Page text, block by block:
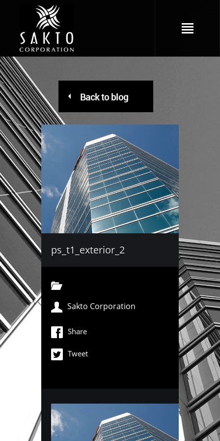
Back to blog
ps_t1_exterior_2
Sakto Corporation
Share
Tweet